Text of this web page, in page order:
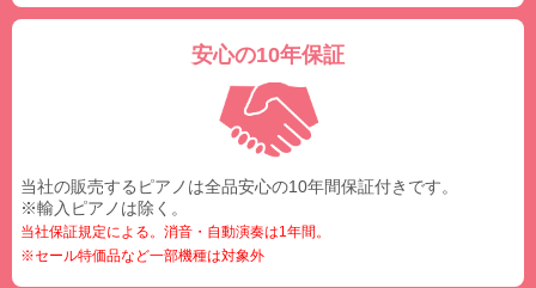
安心の10年保証
当社の販売するピアノは全品安心の10年間保証付きです。
※輸入ピアノは除く。
当社保証規定による。消音・自動演奏は1年間。
※セール特価品など一部機種は対象外